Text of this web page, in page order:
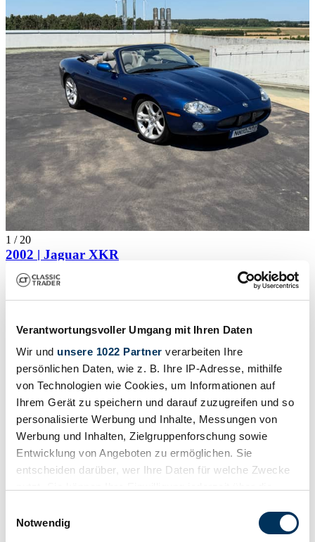
Verantwortungsvoller Umgang mit Ihren Daten
Wir und unsere 1022 Partner verarbeiten Ihre
persönlichen Daten, wie z. B. Ihre IP-Adresse, mithilfe
von Technologien wie Cookies, um Informationen auf
Ihrem Gerät zu speichern und darauf zuzugreifen und so
personalisierte Werbung und Inhalte, Messungen von
Werbung und Inhalten, Zielgruppenforschung sowie
Entwicklung von Angeboten zu ermöglichen. Sie
entscheiden darüber, wer Ihre Daten für welche Zwecke
Trigger Symbol ändern oder widerrufen
Notwendig
1 / 20
2002 | Jaguar XKR
Cabriolet *Deutsch*Nothelle Radsatz*Sehr Gepflegt